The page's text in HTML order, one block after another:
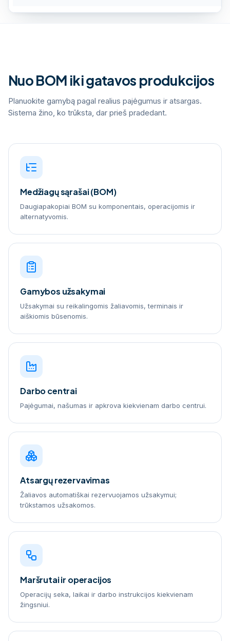
Nuo BOM iki gatavos produkcijos
Planuokite gamybą pagal realius pajėgumus ir atsargas.
Sistema žino, ko trūksta, dar prieš pradedant.
Medžiagų sąrašai (BOM)
Daugiapakopiai BOM su komponentais, operacijomis ir
alternatyvomis.
Gamybos užsakymai
Užsakymai su reikalingomis žaliavomis, terminais ir
aiškiomis būsenomis.
Darbo centrai
Pajėgumai, našumas ir apkrova kiekvienam darbo centrui.
Atsargų rezervavimas
Žaliavos automatiškai rezervuojamos užsakymui;
trūkstamos užsakomos.
Maršrutai ir operacijos
Operacijų seka, laikai ir darbo instrukcijos kiekvienam
žingsniui.